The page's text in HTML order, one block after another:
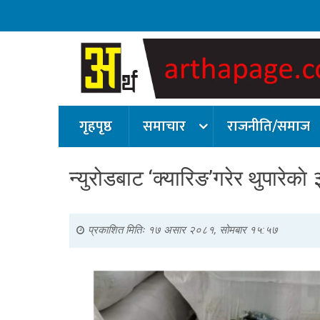
गृहपृष्ठ समाचार राजनीति/समाज
न्युरोडबाट ‘क्यारिङ’गरेर
प्रकाशित मितिः १७ असार २०८१, सोमबार १५:५७